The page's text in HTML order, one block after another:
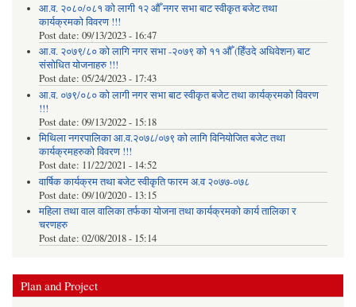
आ.व. २०८०/०८१ को लागी १२ औँ नगर सभा बाट स्वीकृत बजेट तथा
कार्यक्रमको विवरण !!!
Post date: 09/13/2023 - 16:47
आ.व. २०७९/८० को लागि नगर सभा -२०७९ को ११ औँ (हिँउदे अधिवेशन) बाट
संसोधित योजनाहरु !!!
Post date: 05/24/2023 - 17:43
आ.व. ०७९/०८० को लागी नगर सभा बाट स्वीकृत बजेट तथा कार्यक्रमको विवरण
!!!
Post date: 09/13/2022 - 15:18
मिथिला नगरपालिका आ.व.२०७८/०७९ को लागि विनियोजित बजेट तथा
कार्यक्रमहरुको विवरण !!!
Post date: 11/22/2021 - 14:52
वार्षिक कार्यक्रम तथा बजेट स्वीकृति फारम अ.व २०७७-०७८
Post date: 09/10/2020 - 13:15
महिला तथा वाल वालिका तर्फका याेजना तथा कार्यक्रमकाे कार्य तालिका र
चरणहरु
Post date: 02/08/2018 - 15:14
Plan and Project